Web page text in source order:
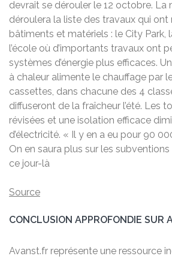
devrait se dérouler le 12 octobre. La
déroulera la liste des travaux qui ont
bâtiments et matériels : le City Park,
l’école où d’importants travaux ont
systèmes d’énergie plus efficaces.
à chaleur alimente le chauffage par
cassettes, dans chacune des 4
diffuseront de la fraîcheur l’été. Les
révisées et une isolation efficace
d’électricité. « Il y en a eu pour 90
On en saura plus sur les
ce jour-là
Source
CONCLUSION APPROFONDIE SUR
Avanst.fr représente une ressource